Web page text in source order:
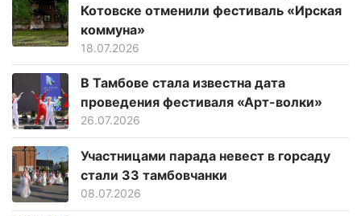
Котовске отменили фестиваль «Ирская
коммуна»
18.07.2026
В Тамбове стала известна дата
проведения фестиваля «Арт-волки»
26.07.2026
Участницами парада невест в горсаду
стали 33 тамбовчанки
08.07.2026